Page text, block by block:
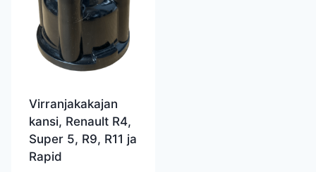
Virranjakakajan
kansi, Renault R4,
Super 5, R9, R11 ja
Rapid